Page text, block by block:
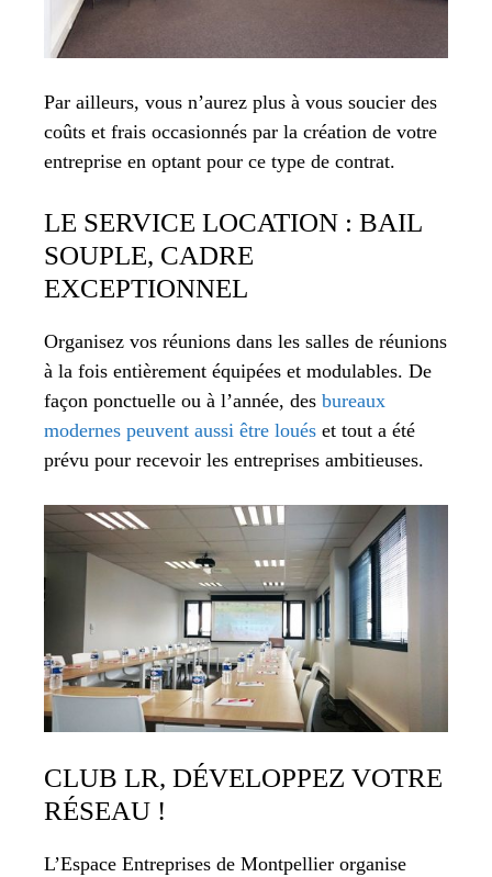
Par ailleurs, vous n’aurez plus à vous soucier des
coûts et frais occasionnés par la création de votre
entreprise en optant pour ce type de contrat.
LE SERVICE LOCATION : BAIL
SOUPLE, CADRE
EXCEPTIONNEL
Organisez vos réunions dans les salles de réunions
à la fois entièrement équipées et modulables. De
façon ponctuelle ou à l’année, des bureaux
modernes peuvent aussi être loués et tout a été
prévu pour recevoir les entreprises ambitieuses.
CLUB LR, DÉVELOPPEZ VOTRE
RÉSEAU !
L’Espace Entreprises de Montpellier organise